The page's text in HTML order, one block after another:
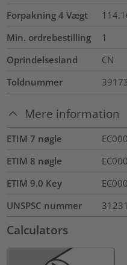
Forpakning 4 Vægt
Min. ordrebestilling
1
Oprindelsesland
CN
Toldnummer
Mere information
ETIM 7 nøgle
ETIM 8 nøgle
ETIM 9.0 Key
UNSPSC nummer
Calculators